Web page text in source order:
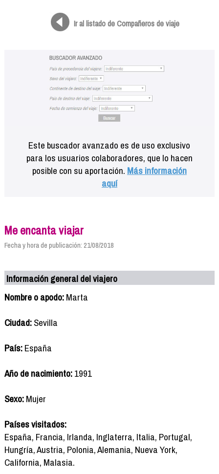
Ir al listado de Compañeros de viaje
Este buscador avanzado es de uso exclusivo
para los usuarios colaboradores, que lo hacen
posible con su aportación. Más información
aquí
Me encanta viajar
Fecha y hora de publicación: 21/08/2018
Información general del viajero
Nombre o apodo:Marta
Ciudad:Sevilla
País:España
Año de nacimiento:1991
Sexo:Mujer
Países visitados:
España, Francia, Irlanda, Inglaterra, Italia, Portugal,
Hungría, Austria, Polonia, Alemania, Nueva York,
California, Malasia.